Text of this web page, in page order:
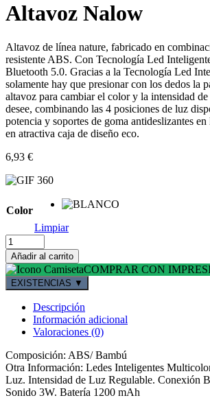
Altavoz Nalow
Altavoz de línea nature, fabricado en
resistente ABS. Con Tecnología Led
Bluetooth 5.0. Gracias a la Tecnología Led
solamente hay que presionar con los dedos la
altavoz para cambiar el color y la intensidad
desee, combinando las 4 posiciones de luz
potencia y soportes de goma antideslizantes en
en atractiva caja de diseño eco.
6,93 €
Color
Limpiar
Altavoz
Nalow
cantidad
Añadir al carrito
COMPRAR CON
EXISTENCIAS ▼
Descripción
Información adicional
Valoraciones (0)
Composición: ABS/ Bambú
Otra Información: Ledes Inteligentes
Luz. Intensidad de Luz Regulable. Conexión
Sonido 3W. Batería 1200 mAh